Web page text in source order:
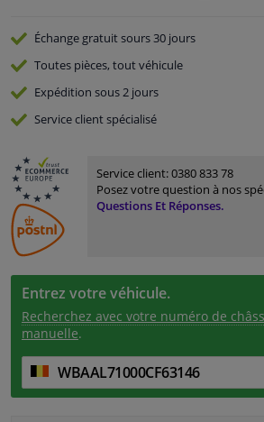
Échange gratuitsours 30 jours
Toutes pièces, tout véhicule
Expédition sous 2 jours
Serviceclient spécialisé
Service client:0380 833 78
Posez votre question à nos
Questions Et Réponses.
Entrez votre véhicule.
Recherchez avec votre numéro de
manuelle.